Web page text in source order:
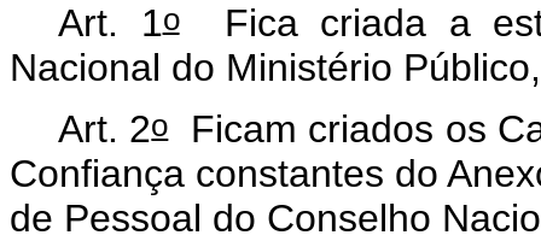
Art. 1oFica criada a
Nacional do Ministério
Art. 2oFicam criados os
Confiança constantes do
de Pessoal do Conselho